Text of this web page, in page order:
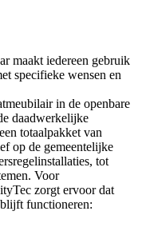
maakt iedereen gebruik
specifieke wensen en
in de openbare
daadwerkelijke
totaalpakket van
op de gemeentelijke
tot
Voor
zorgt ervoor dat
functioneren: